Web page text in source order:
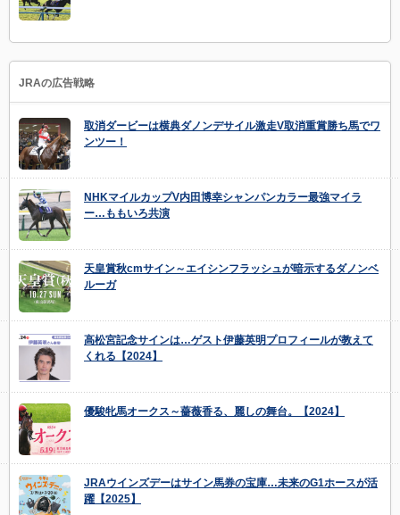
JRAの広告戦略
取消ダービーは横典ダノンデサイル激走V取消重賞勝ち馬でワ
ンツー！
NHKマイルカップV内田博幸シャンパンカラー最強マイラ
ー…ももいろ共演
天皇賞秋cmサイン～エイシンフラッシュが暗示するダノンベ
ルーガ
高松宮記念サインは…ゲスト伊藤英明プロフィールが教えて
くれる【2024】
優駿牝馬オークス～薔薇香る、麗しの舞台。【2024】
JRAウインズデーはサイン馬券の宝庫…未来のG1ホースが活
躍【2025】